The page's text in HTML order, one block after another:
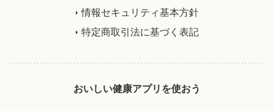
情報セキュリティ基本方針
特定商取引法に基づく表記
おいしい健康アプリを使おう